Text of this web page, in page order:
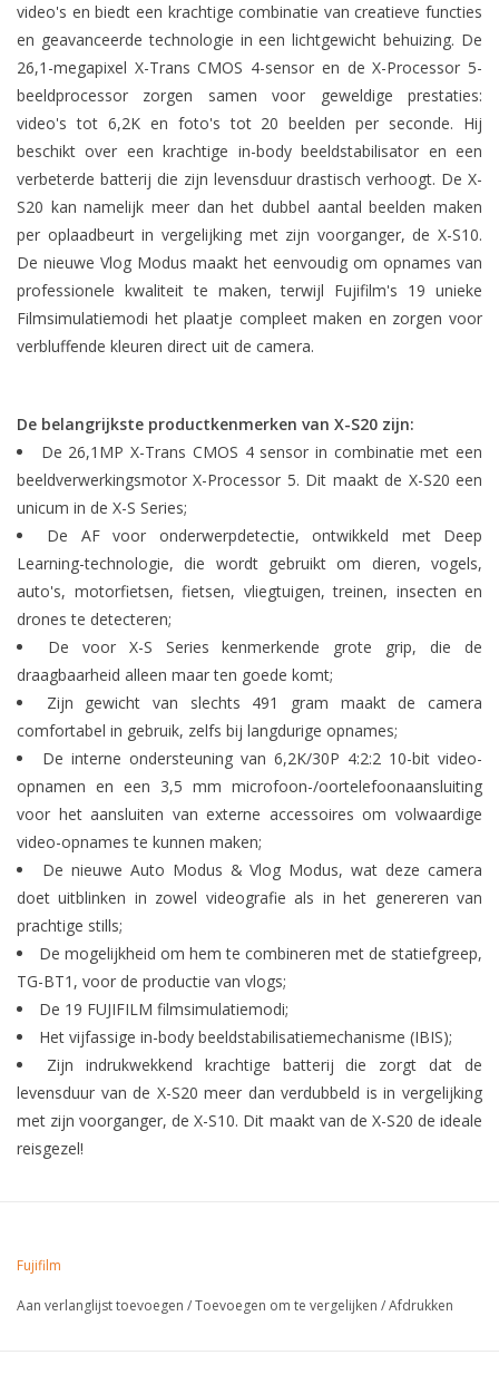
video's en biedt een krachtige combinatie van creatieve functies
en geavanceerde technologie in een lichtgewicht behuizing. De
26,1-megapixel X-Trans CMOS 4-sensor en de X-Processor 5-
beeldprocessor zorgen samen voor geweldige prestaties:
video's tot 6,2K en foto's tot 20 beelden per seconde. Hij
beschikt over een krachtige in-body beeldstabilisator en een
verbeterde batterij die zijn levensduur drastisch verhoogt. De X-
S20 kan namelijk meer dan het dubbel aantal beelden maken
per oplaadbeurt in vergelijking met zijn voorganger, de X-S10.
De nieuwe Vlog Modus maakt het eenvoudig om opnames van
professionele kwaliteit te maken, terwijl Fujifilm's 19 unieke
Filmsimulatiemodi het plaatje compleet maken en zorgen voor
verbluffende kleuren direct uit de camera.
De belangrijkste productkenmerken van X-S20 zijn:
De 26,1MP X-Trans CMOS 4 sensor in combinatie met een
beeldverwerkingsmotor X-Processor 5. Dit maakt de X-S20 een
unicum in de X-S Series;
De AF voor onderwerpdetectie, ontwikkeld met Deep
Learning-technologie, die wordt gebruikt om dieren, vogels,
auto's, motorfietsen, fietsen, vliegtuigen, treinen, insecten en
drones te detecteren;
De voor X-S Series kenmerkende grote grip, die de
draagbaarheid alleen maar ten goede komt;
Zijn gewicht van slechts 491 gram maakt de camera
comfortabel in gebruik, zelfs bij langdurige opnames;
De interne ondersteuning van 6,2K/30P 4:2:2 10-bit video-
opnamen en een 3,5 mm microfoon-/oortelefoonaansluiting
voor het aansluiten van externe accessoires om volwaardige
video-opnames te kunnen maken;
De nieuwe Auto Modus & Vlog Modus, wat deze camera
doet uitblinken in zowel videografie als in het genereren van
prachtige stills;
De mogelijkheid om hem te combineren met de statiefgreep,
TG-BT1, voor de productie van vlogs;
De 19 FUJIFILM filmsimulatiemodi;
Het vijfassige in-body beeldstabilisatiemechanisme (IBIS);
Zijn indrukwekkend krachtige batterij die zorgt dat de
levensduur van de X-S20 meer dan verdubbeld is in vergelijking
met zijn voorganger, de X-S10. Dit maakt van de X-S20 de ideale
reisgezel!
Fujifilm
Aan verlanglijst toevoegen /Toevoegen om te vergelijken /Afdrukken